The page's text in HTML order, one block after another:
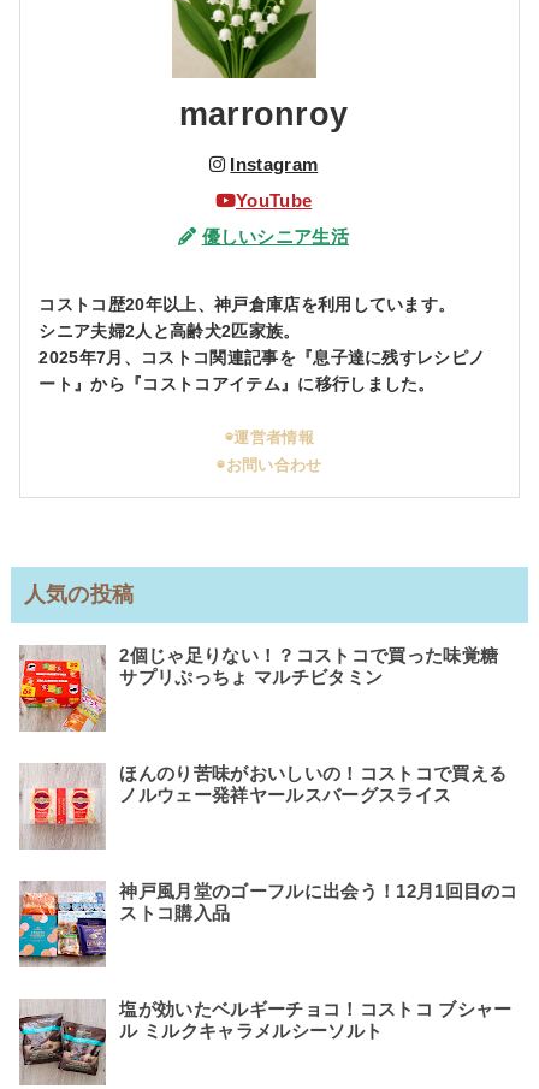
marronroy
Instagram
YouTube
優しいシニア生活
コストコ歴20年以上、神戸倉庫店を利用しています。
シニア夫婦2人と高齢犬2匹家族。
2025年7月、コストコ関連記事を『息子達に残すレシピノ
ート』から『コストコアイテム』に移行しました。
◉運営者情報
◉お問い合わせ
人気の投稿
2個じゃ足りない！？コストコで買った味覚糖
サプリぷっちょ マルチビタミン
ほんのり苦味がおいしいの！コストコで買える
ノルウェー発祥ヤールスバーグスライス
神戸風月堂のゴーフルに出会う！12月1回目のコ
ストコ購入品
塩が効いたベルギーチョコ！コストコ ブシャー
ル ミルクキャラメルシーソルト